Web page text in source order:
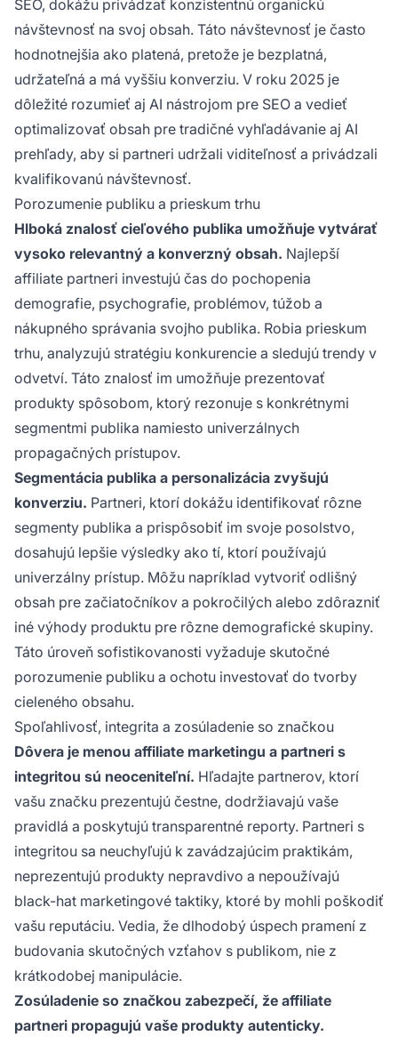
SEO, dokážu privádzať konzistentnú organickú
návštevnosť na svoj obsah. Táto návštevnosť je často
hodnotnejšia ako platená, pretože je bezplatná,
udržateľná a má vyššiu konverziu. V roku 2025 je
dôležité rozumieť aj AI nástrojom pre SEO a vedieť
optimalizovať obsah pre tradičné vyhľadávanie aj AI
prehľady, aby si partneri udržali viditeľnosť a privádzali
kvalifikovanú návštevnosť.
Porozumenie publiku a prieskum trhu
Hlboká znalosť cieľového publika umožňuje vytvárať
vysoko relevantný a konverzný obsah. Najlepší
affiliate partneri investujú čas do pochopenia
demografie, psychografie, problémov, túžob a
nákupného správania svojho publika. Robia prieskum
trhu, analyzujú stratégiu konkurencie a sledujú trendy v
odvetví. Táto znalosť im umožňuje prezentovať
produkty spôsobom, ktorý rezonuje s konkrétnymi
segmentmi publika namiesto univerzálnych
propagačných prístupov.
Segmentácia publika a personalizácia zvyšujú
konverziu. Partneri, ktorí dokážu identifikovať rôzne
segmenty publika a prispôsobiť im svoje posolstvo,
dosahujú lepšie výsledky ako tí, ktorí používajú
univerzálny prístup. Môžu napríklad vytvoriť odlišný
obsah pre začiatočníkov a pokročilých alebo zdôrazniť
iné výhody produktu pre rôzne demografické skupiny.
Táto úroveň sofistikovanosti vyžaduje skutočné
porozumenie publiku a ochotu investovať do tvorby
cieleného obsahu.
Spoľahlivosť, integrita a zosúladenie so značkou
Dôvera je menou affiliate marketingu a partneri s
integritou sú neoceniteľní. Hľadajte partnerov, ktorí
vašu značku prezentujú čestne, dodržiavajú vaše
pravidlá a poskytujú transparentné reporty. Partneri s
integritou sa neuchyľujú k zavádzajúcim praktikám,
neprezentujú produkty nepravdivo a nepoužívajú
black-hat marketingové taktiky, ktoré by mohli poškodiť
vašu reputáciu. Vedia, že dlhodobý úspech pramení z
budovania skutočných vzťahov s publikom, nie z
krátkodobej manipulácie.
Zosúladenie so značkou zabezpečí, že affiliate
partneri propagujú vaše produkty autenticky.